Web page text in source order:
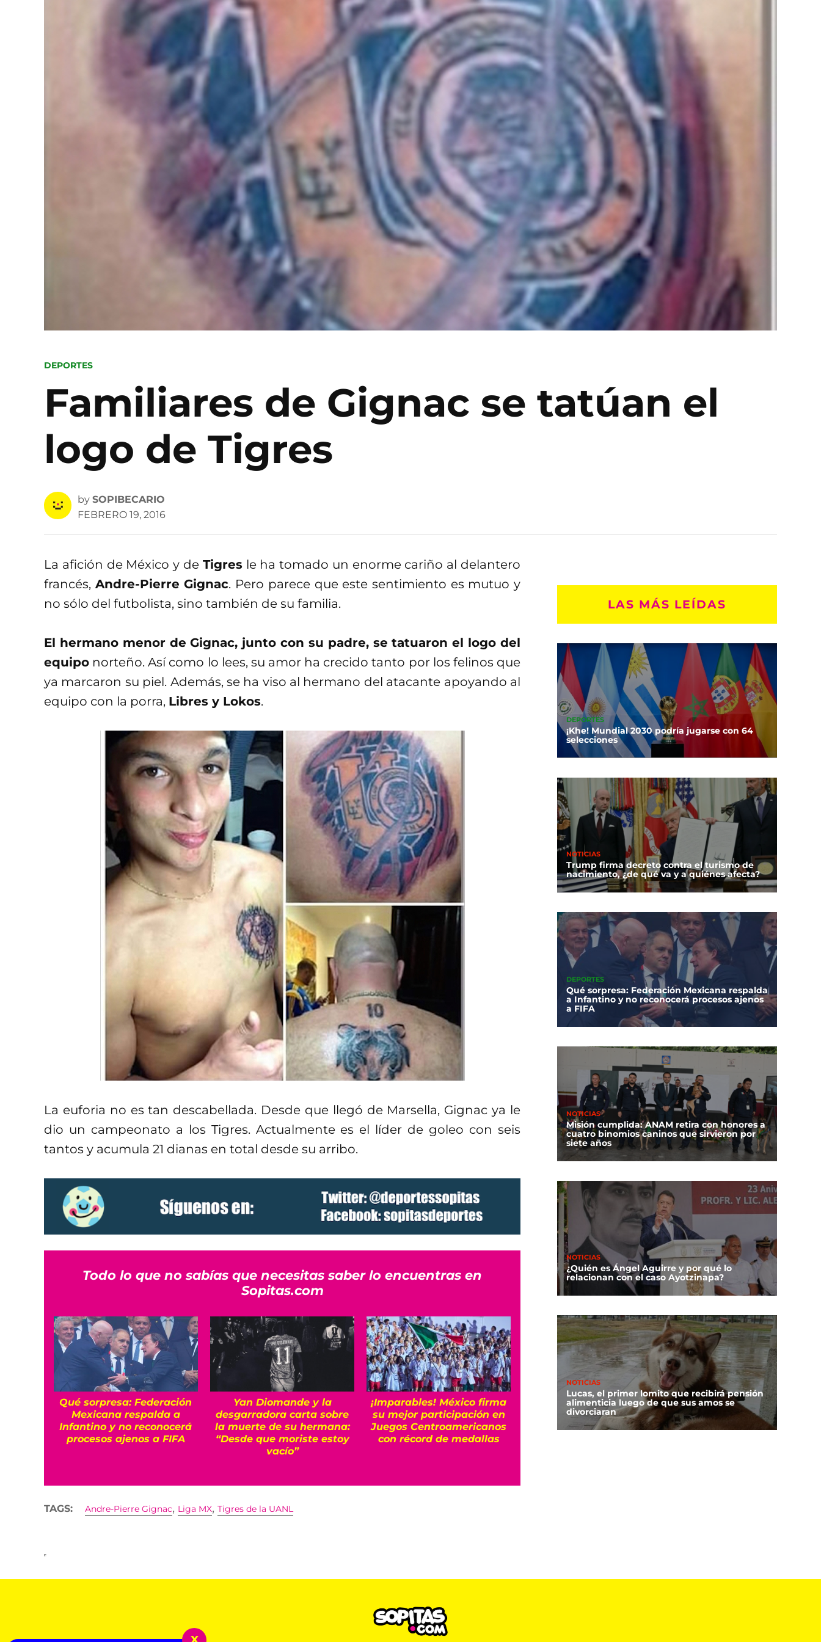
POSTED
DEPORTES
Familiares de Gignac se tatúan el
logo de Tigres
by SOPIBECARIO
FEBRERO 19, 2016
La afición de México y de Tigresle ha tomado un enorme cariño al delantero
francés, Andre-Pierre Gignac. Pero parece que este sentimiento es mutuo y
no sólo del futbolista, sino también de su familia.
El hermano menor de Gignac, junto con su padre, se tatuaron el logo del
equipo norteño. Así como lo lees, su amor ha crecido tanto por los felinos que
ya marcaron su piel. Además, se ha viso al hermano del atacante apoyando al
equipo con la porra, Libres y Lokos.
La euforia no es tan descabellada. Desde que llegó de Marsella, Gignac ya le
dio un campeonato a los Tigres. Actualmente es el líder de goleo con seis
tantos y acumula 21 dianas en total desde su arribo.
Todo lo que no sabías que necesitas saber lo encuentras en
Sopitas.com
Qué sorpresa: Federación
Mexicana respalda a
Infantino y no reconocerá
procesos ajenos a FIFA
Yan Diomande y la
desgarradora carta sobre
la muerte de su hermana:
“Desde que moriste estoy
vacío”
¡Imparables! México firma
su mejor participación en
Juegos Centroamericanos
con récord de medallas
México arrasa en los
Juegos Centroamericanos
2026: ¿Cómo va el
TAGS: Andre-Pierre Gignac, Liga MX, Tigres de la UANL
LAS MÁS LEÍDAS
DEPORTES
¡Khe! Mundial 2030 podría jugarse con 64
selecciones
NOTICIAS
Trump firma decreto contra el turismo de
nacimiento, ¿de qué va y a quiénes afecta?
DEPORTES
Qué sorpresa: Federación Mexicana respalda
a Infantino y no reconocerá procesos ajenos
a FIFA
NOTICIAS
Misión cumplida: ANAM retira con honores a
cuatro binomios caninos que sirvieron por
siete años
NOTICIAS
¿Quién es Ángel Aguirre y por qué lo
relacionan con el caso Ayotzinapa?
NOTICIAS
Lucas, el primer lomito que recibirá pensión
alimenticia luego de que sus amos se
divorciaran
x